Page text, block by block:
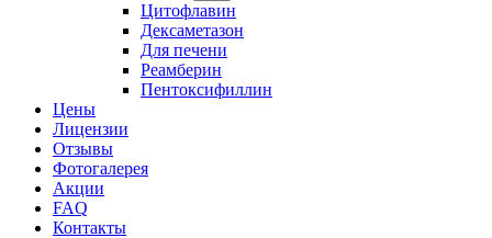
Цитофлавин
Дексаметазон
Для печени
Реамберин
Пентоксифиллин
Цены
Лицензии
Отзывы
Фотогалерея
Акции
FAQ
Контакты